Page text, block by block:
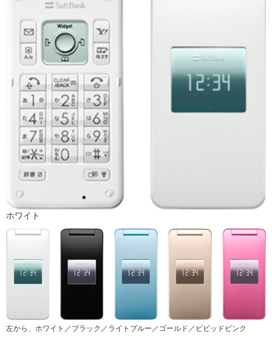
ホワイト
左から、ホワイト／ブラック／ライトブルー／ゴールド／ビビッドピンク